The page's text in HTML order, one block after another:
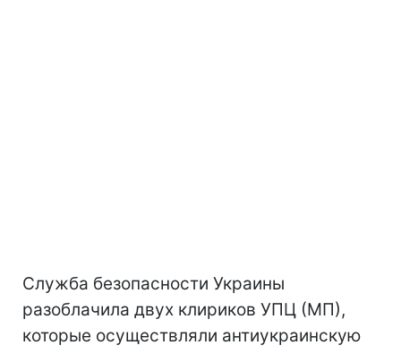
Служба безопасности Украины
разоблачила двух клириков УПЦ (МП),
которые осуществляли антиукраинскую